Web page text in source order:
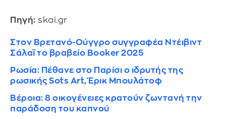
Πηγή: skai.gr
Στον Βρετανό-Ούγγρο συγγραφέα Ντέιβιντ
Σάλαϊ το βραβείο Booker 2025
Ρωσία: Πέθανε στο Παρίσι ο ιδρυτής της
ρωσικής Sots Art, Έρικ Μπουλάτοφ
Βέροια: 8 οικογένειες κρατούν ζωντανή την
παράδοση του καπνού